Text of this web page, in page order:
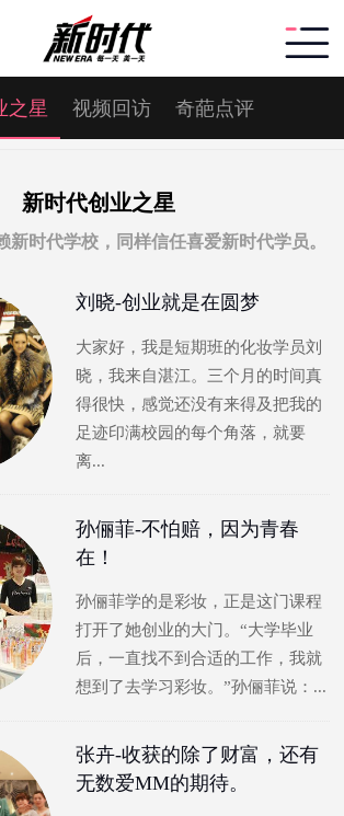
之星 视频回访 奇葩点评
新时代创业之星
新时代学校，同样信任喜爱新时代学员。
刘晓-创业就是在圆梦
大家好，我是短期班的化妆学员刘
晓，我来自湛江。三个月的时间真
得很快，感觉还没有来得及把我的
足迹印满校园的每个角落，就要
离...
孙俪菲-不怕赔，因为青春
在！
孙俪菲学的是彩妆，正是这门课程
打开了她创业的大门。“大学毕业
后，一直找不到合适的工作，我就
想到了去学习彩妆。”孙俪菲说：...
张卉-收获的除了财富，还有
无数爱MM的期待。